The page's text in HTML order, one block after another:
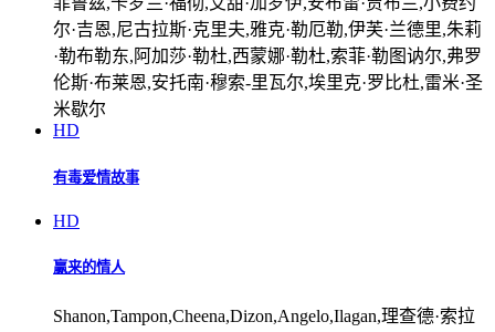
尔·吉恩,尼古拉斯·克里夫,雅克·勒厄勒,伊芙·兰德里,朱莉
·勒布勒东,阿加莎·勒杜,西蒙娜·勒杜,索菲·勒图讷尔,弗罗
伦斯·布莱恩,安托南·穆索-里瓦尔,埃里克·罗比杜,雷米·圣
米歇尔
HD
有毒爱情故事
HD
赢来的情人
Shanon,Tampon,Cheena,Dizon,Angelo,Ilagan,理查德·索拉